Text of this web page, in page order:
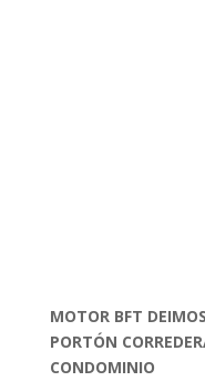
MOTOR BFT
PORTÓN
CONDOMINIO